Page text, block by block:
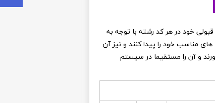
توانند از احتمال قبولی خود در هر کد رشته با توجه به
های مناسب خود را پیدا کنند و نیز آن
و آن را مستقیما در سیستم